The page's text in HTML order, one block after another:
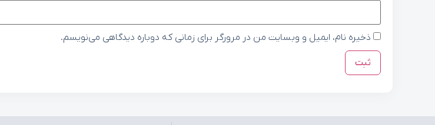
ذخیره نام، ایمیل و وبسایت من در مرورگر برای زمانی که دوباره دیدگاهی می‌نویسم.